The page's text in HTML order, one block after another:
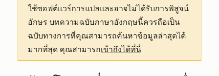
ใช้ซอฟต์แวร์การแปลและอาจไม่ได้รับการพิสูจน์
อักษร บทความฉบับภาษาอังกฤษนี้ควรถือเป็น
ฉบับทางการที่คุณสามารถค้นหาข้อมูลล่าสุดได้
มากที่สุด คุณสามารถเข้าถึงได้ที่นี่